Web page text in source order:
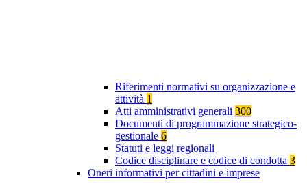
Riferimenti normativi su organizzazione e
attività 1
Atti amministrativi generali 300
Documenti di programmazione strategico-
gestionale 6
Statuti e leggi regionali
Codice disciplinare e codice di condotta 3
Oneri informativi per cittadini e imprese